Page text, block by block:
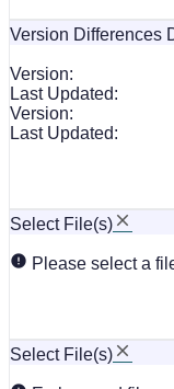
Version Differences
Version:
Last Updated:
Version:
Last Updated:
Select File(s)
Please select a
Select File(s)